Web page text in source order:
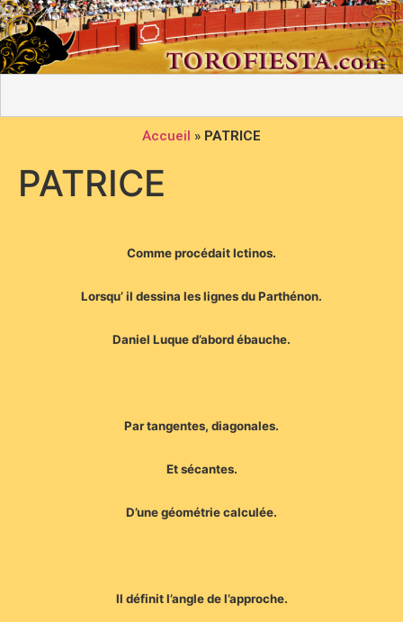
Accueil » PATRICE
PATRICE
Comme procédait Ictinos.
Lorsqu’ il dessina les lignes du Parthénon.
Daniel Luque d’abord ébauche.
Par tangentes, diagonales.
Et sécantes.
D’une géométrie calculée.
Il définit l’angle de l’approche.